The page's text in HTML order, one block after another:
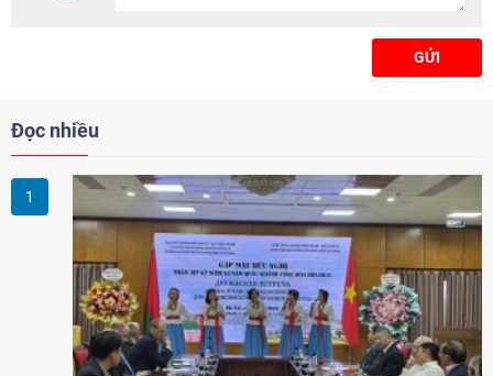
GỬI
Đọc nhiều